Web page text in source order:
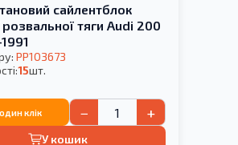
сайлентблок
розвальної тяги Audi 200
PP103673
15шт.
клік − +
У кошик